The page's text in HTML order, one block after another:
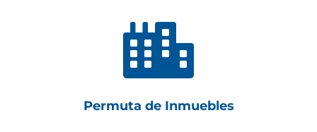

Permuta de Inmuebles